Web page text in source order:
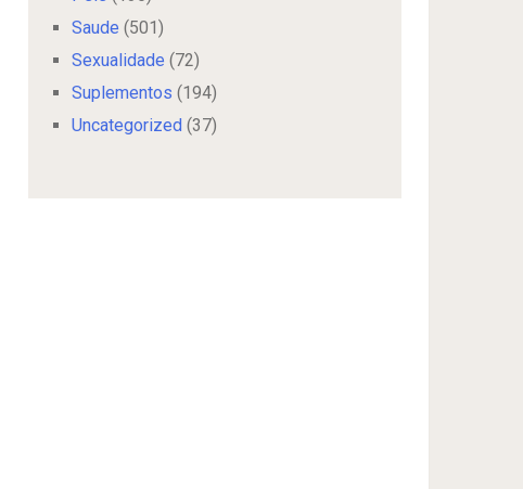
Saude (501)
Sexualidade (72)
Suplementos (194)
Uncategorized (37)